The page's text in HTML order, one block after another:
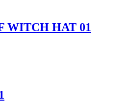
WITCH HAT 01